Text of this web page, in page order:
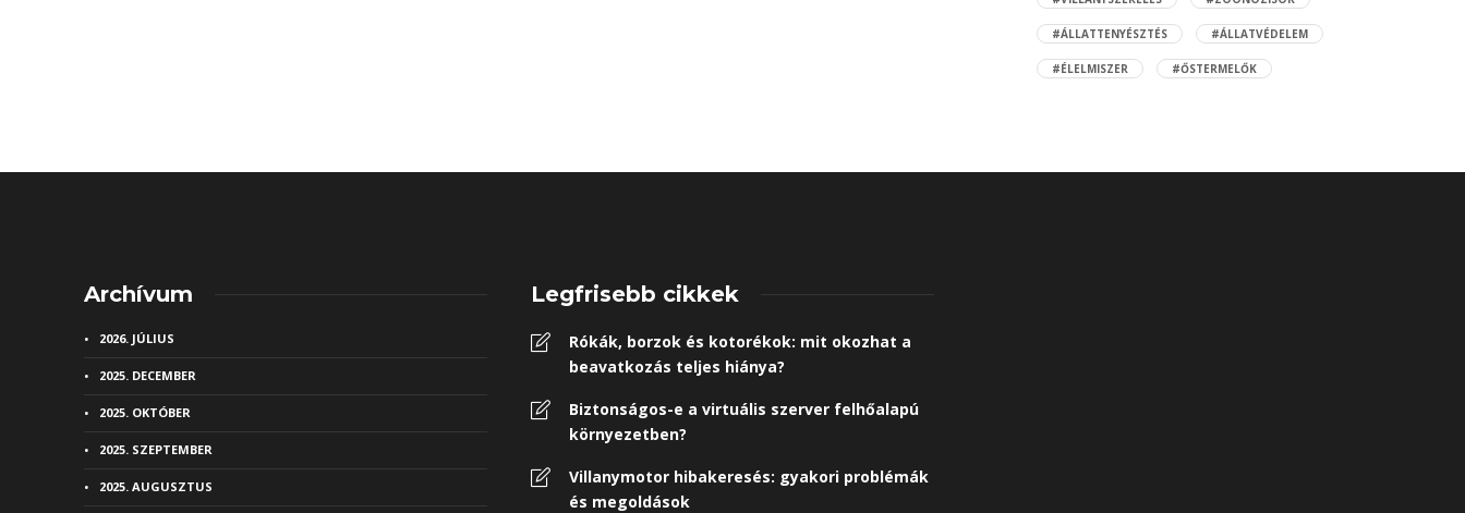
#ÁLLATTENYÉSZTÉS #ÁLLATVÉDELEM
#ÉLELMISZER #ŐSTERMELŐK
Archívum
2026. JÚLIUS
2025. DECEMBER
2025. OKTÓBER
2025. SZEPTEMBER
2025. AUGUSZTUS
Legfrisebb cikkek
Rókák, borzok és kotorékok: mit okozhat a
beavatkozás teljes hiánya?
Biztonságos-e a virtuális szerver felhőalapú
környezetben?
Villanymotor hibakeresés: gyakori problémák
és megoldások